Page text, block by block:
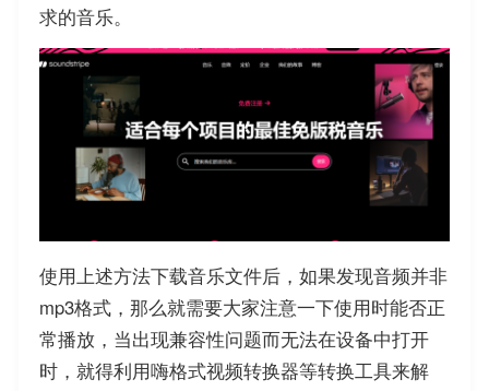
求的音乐。
使用上述方法下载音乐文件后，如果发现音频并非
mp3格式，那么就需要大家注意一下使用时能否正
常播放，当出现兼容性问题而无法在设备中打开
时，就得利用嗨格式视频转换器等转换工具来解